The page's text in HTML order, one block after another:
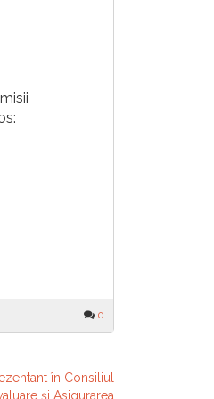
0
în Consiliul
și Asigurarea